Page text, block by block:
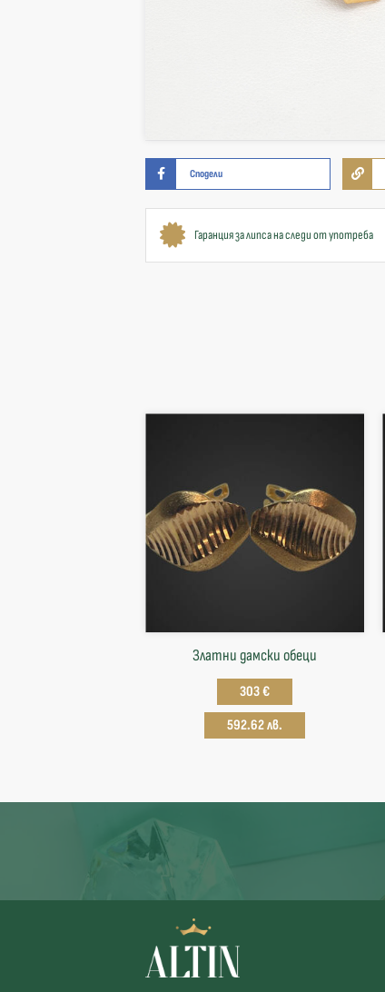
Сподели
Гаранция за липса на следи от употреба
Златни дамски обеци
303 €
592.62 лв.